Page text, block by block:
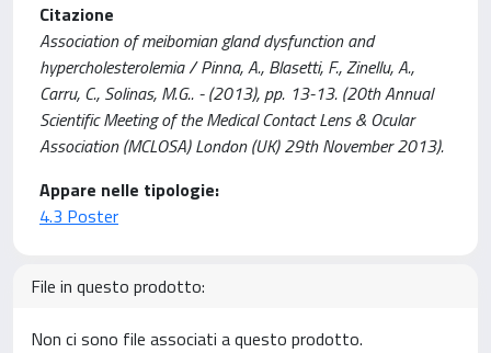
Citazione
Association of meibomian gland dysfunction and
hypercholesterolemia / Pinna, A., Blasetti, F., Zinellu, A.,
Carru, C., Solinas, M.G.. - (2013), pp. 13-13. (20th Annual
Scientific Meeting of the Medical Contact Lens & Ocular
Association (MCLOSA) London (UK) 29th November 2013).
Appare nelle tipologie:
4.3 Poster
File in questo prodotto:
Non ci sono file associati a questo prodotto.